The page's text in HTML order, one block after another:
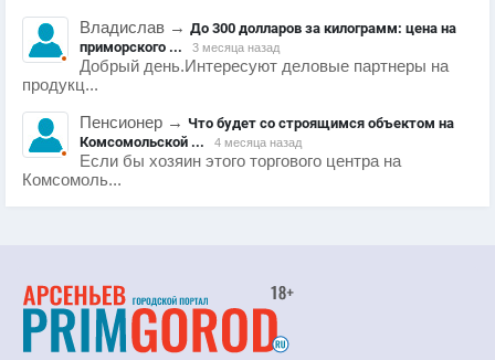
Владислав → До 300 долларов за килограмм: цена на
приморского ...
3 месяца назад
Добрый день.Интересуют деловые партнеры на
продукц...
Пенсионер → Что будет со строящимся объектом на
Комсомольской ...
4 месяца назад
Если бы хозяин этого торгового центра на
Комсомоль...